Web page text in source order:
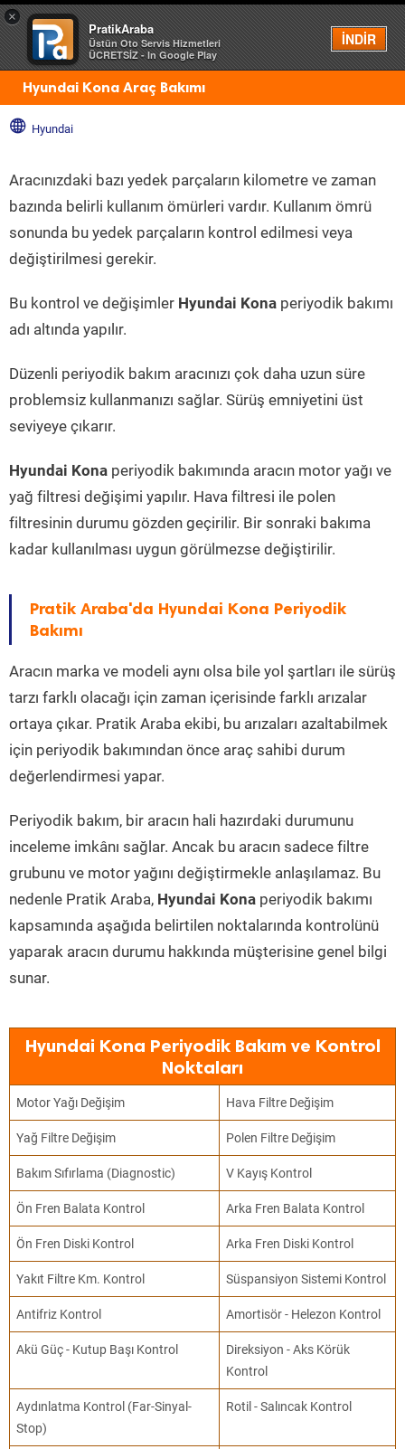
×
PratikAraba
Üstün Oto Servis Hizmetleri
ÜCRETSİZ - In Google Play
İNDİR
Menü
Hyundai Kona Araç Bakımı
Hyundai
Aracınızdaki bazı yedek parçaların kilometre ve zaman
bazında belirli kullanım ömürleri vardır. Kullanım ömrü
sonunda bu yedek parçaların kontrol edilmesi veya
değiştirilmesi gerekir.
Bu kontrol ve değişimler Hyundai Kona periyodik bakımı
adı altında yapılır.
Düzenli periyodik bakım aracınızı çok daha uzun süre
problemsiz kullanmanızı sağlar. Sürüş emniyetini üst
seviyeye çıkarır.
Hyundai Kona periyodik bakımında aracın motor yağı ve
yağ filtresi değişimi yapılır. Hava filtresi ile polen
filtresinin durumu gözden geçirilir. Bir sonraki bakıma
kadar kullanılması uygun görülmezse değiştirilir.
Pratik Araba'da Hyundai Kona Periyodik
Bakımı
Aracın marka ve modeli aynı olsa bile yol şartları ile sürüş
tarzı farklı olacağı için zaman içerisinde farklı arızalar
ortaya çıkar. Pratik Araba ekibi, bu arızaları azaltabilmek
için periyodik bakımından önce araç sahibi durum
değerlendirmesi yapar.
Periyodik bakım, bir aracın hali hazırdaki durumunu
inceleme imkânı sağlar. Ancak bu aracın sadece filtre
grubunu ve motor yağını değiştirmekle anlaşılamaz. Bu
nedenle Pratik Araba, Hyundai Kona periyodik bakımı
kapsamında aşağıda belirtilen noktalarında kontrolünü
yaparak aracın durumu hakkında müşterisine genel bilgi
sunar.
Hyundai Kona Periyodik Bakım ve Kontrol
Noktaları
Motor Yağı Değişim Hava Filtre Değişim
Yağ Filtre Değişim Polen Filtre Değişim
Bakım Sıfırlama (Diagnostic) V Kayış Kontrol
Ön Fren Balata Kontrol Arka Fren Balata Kontrol
Ön Fren Diski Kontrol Arka Fren Diski Kontrol
Yakıt Filtre Km. Kontrol Süspansiyon Sistemi Kontrol
Antifriz Kontrol Amortisör - Helezon Kontrol
Akü Güç - Kutup Başı Kontrol
Direksiyon - Aks Körük
Kontrol
Aydınlatma Kontrol (Far-Sinyal-
Stop)
Rotil - Salıncak Kontrol